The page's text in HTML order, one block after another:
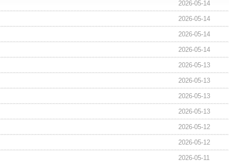
2026-05-14
2026-05-14
2026-05-14
2026-05-14
2026-05-13
2026-05-13
2026-05-13
2026-05-13
2026-05-12
2026-05-12
2026-05-11